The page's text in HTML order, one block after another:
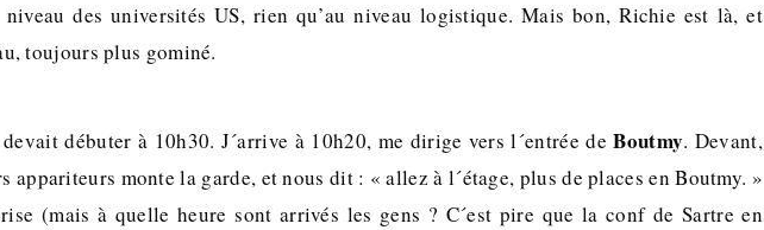
niveau des universités US, rien qu’au niveau logistique. Mais bon, Richie est là, et
toujours plus gominé.
débuter à 10h30. J´arrive à 10h20, me dirige vers l´entrée deBoutmy. Devant,
appariteurs monte la garde, et nous dit : « allez à l´étage, plus de places en Boutmy. »
(mais à quelle heure sont arrivés les gens ? C´est pire que la conf de Sartre en